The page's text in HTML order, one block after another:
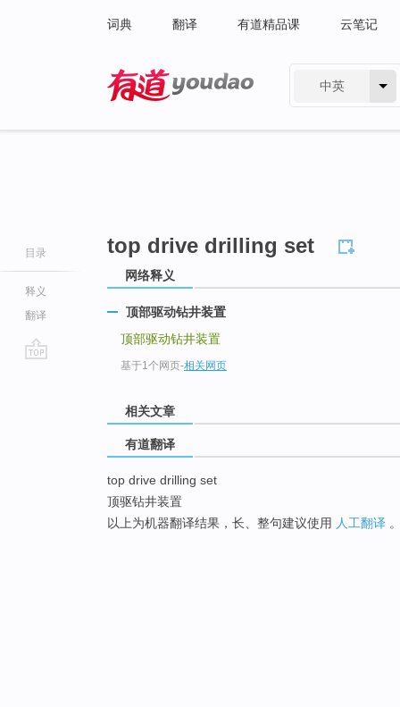
词典 翻译 有道精品课 云笔记
中英
目录
释义
翻译
top drive drilling set
网络释义
顶部驱动钻井装置
顶部驱动钻井装置
基于1个网页-相关网页
相关文章
有道翻译
top drive drilling set
顶驱钻井装置
以上为机器翻译结果，长、整句建议使用 人工翻译